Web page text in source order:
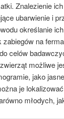
Znalezienie
ubarwienie i
określanie
na
celów
możliwe
jako
je
młodych,